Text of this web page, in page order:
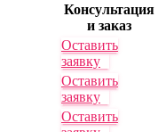
Консультация
и заказ
Оставить
заявку
Оставить
заявку
Оставить